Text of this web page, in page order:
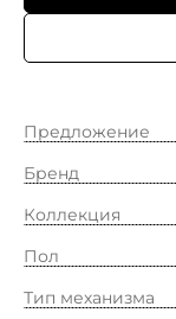
Предложение
Бренд
Коллекция
Пол
Тип механизма